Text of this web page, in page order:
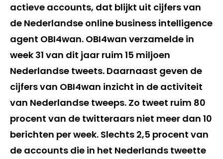
actieve accounts, dat blijkt uit cijfers van
de Nederlandse online business intelligence
agent OBI4wan. OBI4wan verzamelde in
week 31 van dit jaar ruim 15 miljoen
Nederlandse tweets. Daarnaast geven de
cijfers van OBI4wan inzicht in de activiteit
van Nederlandse tweeps. Zo tweet ruim 80
procent van de twitteraars niet meer dan 10
berichten per week. Slechts 2,5 procent van
de accounts die in het Nederlands tweette